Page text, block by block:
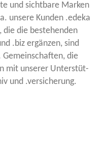
und sicht­ba­re Mar­ken
unse­re Kun­den .ede­ka
die die bestehen­den
.biz ergän­zen, sind
Gemein­schaf­ten, die
mit unse­rer Unter­stüt­
und .ver­si­che­rung.